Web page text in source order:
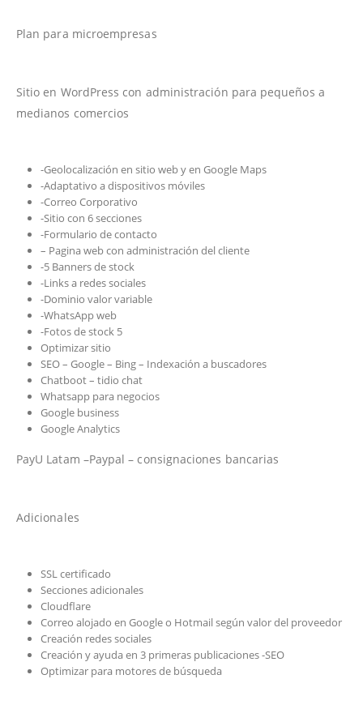
Plan para microempresas
Sitio en WordPress con administración para pequeños a
medianos comercios
-Geolocalización en sitio web y en Google Maps
-Adaptativo a dispositivos móviles
-Correo Corporativo
-Sitio con 6 secciones
-Formulario de contacto
– Pagina web con administración del cliente
-5 Banners de stock
-Links a redes sociales
-Dominio valor variable
-WhatsApp web
-Fotos de stock 5
Optimizar sitio
SEO – Google – Bing – Indexación a buscadores
Chatboot – tidio chat
Whatsapp para negocios
Google business
Google Analytics
PayU Latam –Paypal – consignaciones bancarias
Adicionales
SSL certificado
Secciones adicionales
Cloudflare
Correo alojado en Google o Hotmail según valor del proveedor
Creación redes sociales
Creación y ayuda en 3 primeras publicaciones -SEO
Optimizar para motores de búsqueda